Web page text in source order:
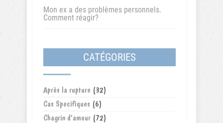
Mon ex a des problèmes personnels.
Comment réagir?
CATÉGORIES
Après la rupture (32)
Cas Specifiques (6)
Chagrin d'amour (72)